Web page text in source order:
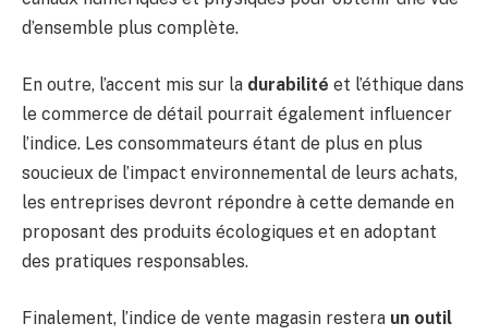
d’ensemble plus complète.
En outre, l’accent mis sur la durabilité et l’éthique dans
le commerce de détail pourrait également influencer
l’indice. Les consommateurs étant de plus en plus
soucieux de l’impact environnemental de leurs achats,
les entreprises devront répondre à cette demande en
proposant des produits écologiques et en adoptant
des pratiques responsables.
Finalement, l’indice de vente magasin restera un outil